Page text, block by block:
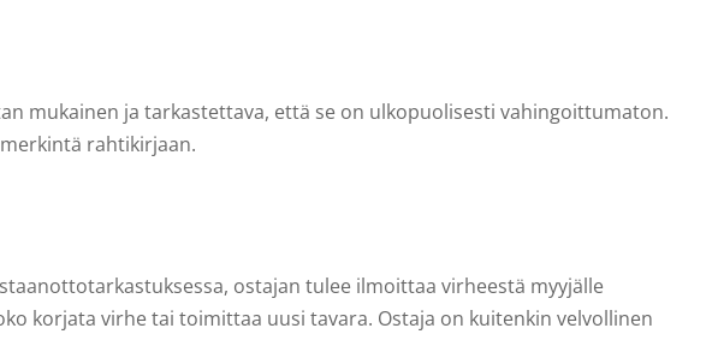
mukainen ja tarkastettava, että se on ulkopuolisesti vahingoittumaton.
rahtikirjaan.
ostajan tulee ilmoittaa virheestä myyjälle
korjata virhe tai toimittaa uusi tavara. Ostaja on kuitenkin velvollinen